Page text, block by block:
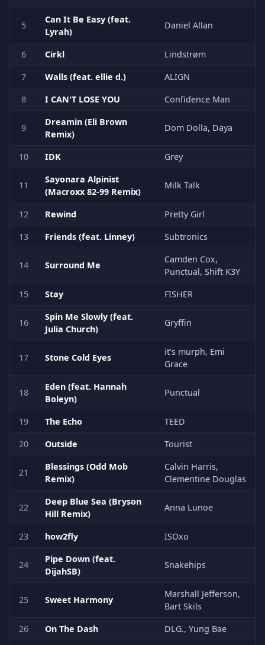
5
Can It Be Easy (feat.
Lyrah)
Daniel Allan
6 Cirkl
Lindstrøm
7
Walls (feat. ellie d.)
ALIGN
8
I CAN'T LOSE YOU Confidence Man
9
Dreamin (Eli Brown
Remix)
Dom Dolla, Daya
10 IDK Grey
11
Sayonara Alpinist
(Macroxx 82-99 Remix)
Milk Talk
12 Rewind
Pretty Girl
13
Friends (feat. Linney) Subtronics
14 Surround Me
Camden Cox,
Punctual, Shift K3Y
15
Stay FISHER
16
Spin Me Slowly (feat.
Julia Church)
Gryffin
17 Stone Cold Eyes
it's murph, Emi
Grace
18
Eden (feat. Hannah
Boleyn)
Punctual
19 The Echo
TEED
20
Outside Tourist
21
Blessings (Odd Mob
Remix)
Calvin Harris,
Clementine Douglas
22
Deep Blue Sea (Bryson
Hill Remix)
Anna Lunoe
23 how2fly ISOxo
24
Pipe Down (feat.
DijahSB)
Snakehips
25 Sweet Harmony
Marshall Jefferson,
Bart Skils
26
On The Dash
DLG., Yung Bae